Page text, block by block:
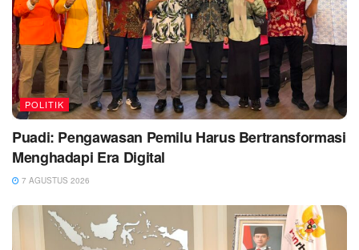
POLITIK
Puadi: Pengawasan Pemilu Harus Bertransformasi
Menghadapi Era Digital
7 AGUSTUS 2026